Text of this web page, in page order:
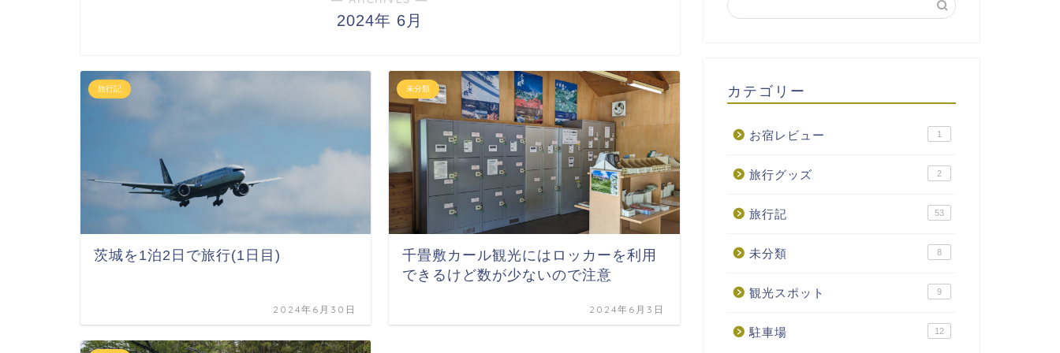
2024年 6月
旅行記
茨城を1泊2日で旅行(1日目)
2024年6月30日
未分類
千畳敷カール観光にはロッカーを利用
できるけど数が少ないので注意
2024年6月3日
カテゴリー
お宿レビュー 1
旅行グッズ 2
旅行記 53
未分類 8
観光スポット 9
駐車場 12